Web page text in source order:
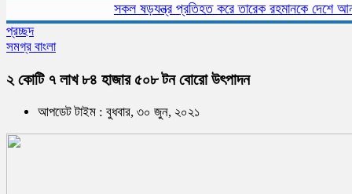
সকল ষড়যন্ত্র প্রতিহত করে তারেক রহমানকে দেশে আনতে
প্রচ্ছদ
সমগ্র বাংলা
২ কোটি ৭ লাখ ৮৪ হাজার ৫০৮ টন বোরো উৎপাদন
আপডেট টাইম : বুধবার, ৩০ জুন, ২০২১